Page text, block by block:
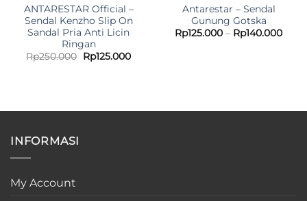
ANTARESTAR Official –
Sendal Kenzho Slip On
Sandal Pria Anti Licin
Ringan
Rp250.000 Original
price
Rp125.000Current
Antarestar – Sendal
Gunung Gotska
Rp125.000 – Rp140.000
INFORMASI
My Account